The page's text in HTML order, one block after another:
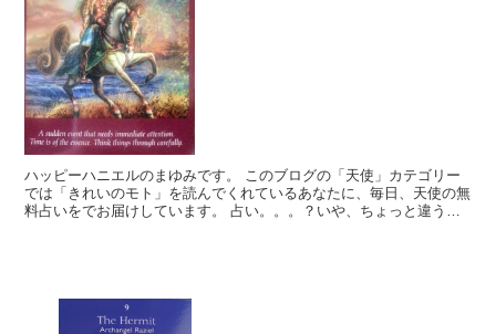
ハッピーハニエルのまゆみです。 このブログの「天使」カテゴリー
では「きれいのモト」を読んでくれているあなたに、毎日、天使の無
料占いをでお届けしています。 占い。。。？いや、ちょっと違うか